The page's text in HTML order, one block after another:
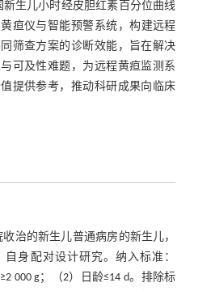
新生儿小时经皮胆红素百分位曲线
黄疸仪与智能预警系统，构建远程
筛查方案的诊断效能，旨在解决
可及性难题，为远程黄疸监测系
提供参考，推动科研成果向临床
治的新生儿普通病房的新生儿，
身配对设计研究。纳入标准：
000 g；（2）日龄≤14 d。排除标